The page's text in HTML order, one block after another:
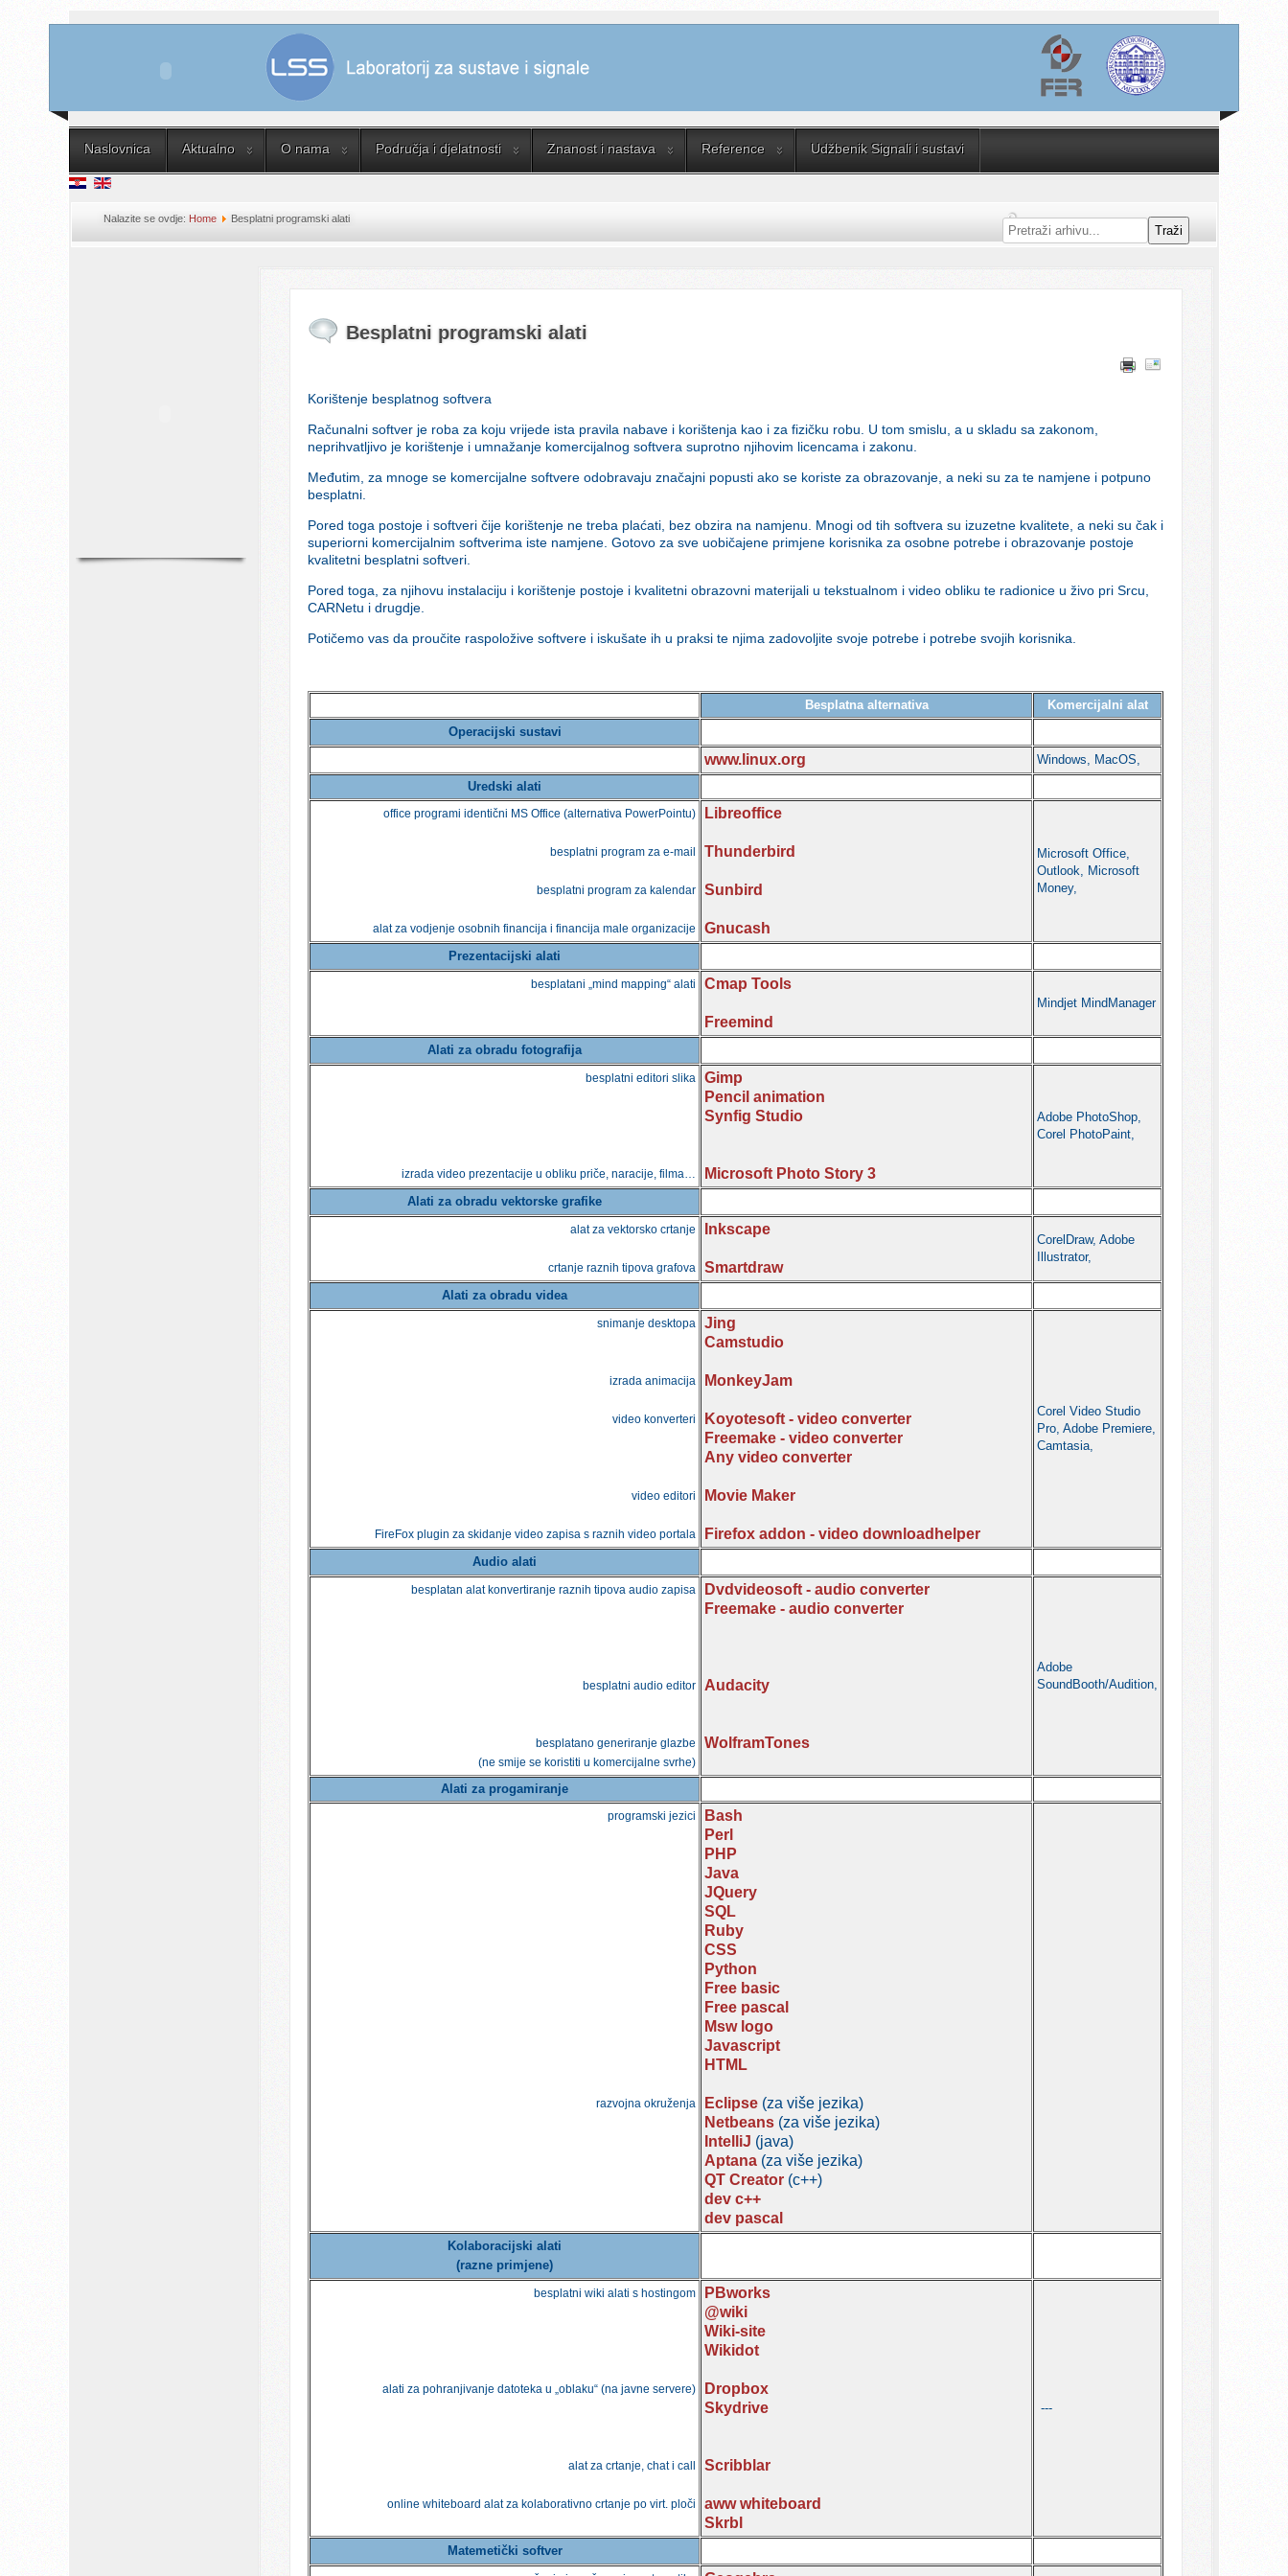
Naslovnica Aktualno O nama Područja i djelatnosti Znanost i nastava Reference Udžbenik Signali i sustavi
Nalazite se ovdje:Home Besplatni programski alati
Traži
Besplatni programski alati
Korištenje besplatnog softvera
Računalni softver je roba za koju vrijede ista pravila nabave i korištenja kao i za fizičku robu. U tom smislu, a u skladu sa zakonom,
neprihvatljivo je korištenje i umnažanje komercijalnog softvera suprotno njihovim licencama i zakonu.
Međutim, za mnoge se komercijalne softvere odobravaju značajni popusti ako se koriste za obrazovanje, a neki su za te namjene i potpuno
besplatni.
Pored toga postoje i softveri čije korištenje ne treba plaćati, bez obzira na namjenu. Mnogi od tih softvera su izuzetne kvalitete, a neki su čak i
superiorni komercijalnim softverima iste namjene. Gotovo za sve uobičajene primjene korisnika za osobne potrebe i obrazovanje postoje
kvalitetni besplatni softveri.
Pored toga, za njihovu instalaciju i korištenje postoje i kvalitetni obrazovni materijali u tekstualnom i video obliku te radionice u živo pri Srcu,
CARNetu i drugdje.
Potičemo vas da proučite raspoložive softvere i iskušate ih u praksi te njima zadovoljite svoje potrebe i potrebe svojih korisnika.
Besplatna alternativa
Komercijalni alat
Operacijski sustavi
www.linux.org
Windows, MacOS,
Uredski alati
office programi identični MS Office (alternativa PowerPointu)
besplatni program za e-mail
besplatni program za kalendar
alat za vodjenje osobnih financija i financija male organizacije
Libreoffice
Thunderbird
Sunbird
Gnucash
Microsoft Office,
Outlook, Microsoft
Money,
Prezentacijski alati
besplatani „mind mapping“ alati Cmap Tools
Freemind
Mindjet MindManager
Alati za obradu fotografija
besplatni editori slika
izrada video prezentacije u obliku priče, naracije, filma…
Gimp
Pencil animation
Synfig Studio
Microsoft Photo Story 3
Adobe PhotoShop,
Corel PhotoPaint,
Alati za obradu vektorske grafike
alat za vektorsko crtanje
crtanje raznih tipova grafova
Inkscape
Smartdraw
CorelDraw, Adobe
Illustrator,
Alati za obradu videa
snimanje desktopa
izrada animacija
video konverteri
video editori
FireFox plugin za skidanje video zapisa s raznih video portala
Jing
Camstudio
MonkeyJam
Koyotesoft - video converter
Freemake - video converter
Any video converter
Movie Maker
Firefox addon - video downloadhelper
Corel Video Studio
Pro, Adobe Premiere,
Camtasia,
Audio alati
besplatan alat konvertiranje raznih tipova audio zapisa
besplatni audio editor
besplatano generiranje glazbe
(ne smije se koristiti u komercijalne svrhe)
Dvdvideosoft - audio converter
Freemake - audio converter
Audacity
WolframTones
Adobe
SoundBooth/Audition,
Alati za progamiranje
programski jezici
razvojna okruženja
Bash
Perl
PHP
Java
JQuery
SQL
Ruby
CSS
Python
Free basic
Free pascal
Msw logo
Javascript
HTML
Eclipse (za više jezika)
Netbeans (za više jezika)
IntelliJ (java)
Aptana (za više jezika)
QT Creator (c++)
dev c++
dev pascal
Kolaboracijski alati
(razne primjene)
besplatni wiki alati s hostingom
alati za pohranjivanje datoteka u „oblaku“ (na javne servere)
alat za crtanje, chat i call
online whiteboard alat za kolaborativno crtanje po virt. ploči
PBworks
@wiki
Wiki-site
Wikidot
Dropbox
Skydrive
Scribblar
aww whiteboard
Skrbl
---
Matemetički softver